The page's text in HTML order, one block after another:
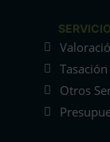
Otros